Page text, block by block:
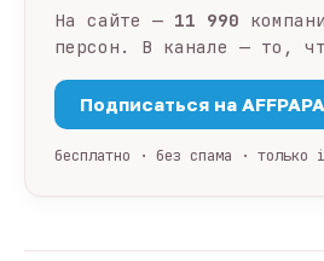
На сайте — 11 990
персон. В канале — то,
Подписаться на AFFPAPA
бесплатно · без спама · только